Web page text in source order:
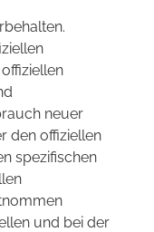
neuer
den offiziellen
spezifischen
und bei der